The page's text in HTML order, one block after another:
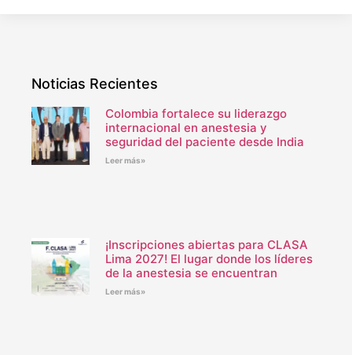
Noticias Recientes
Colombia fortalece su liderazgo
internacional en anestesia y
seguridad del paciente desde India
Leer más»
¡Inscripciones abiertas para CLASA
Lima 2027! El lugar donde los líderes
de la anestesia se encuentran
Leer más»